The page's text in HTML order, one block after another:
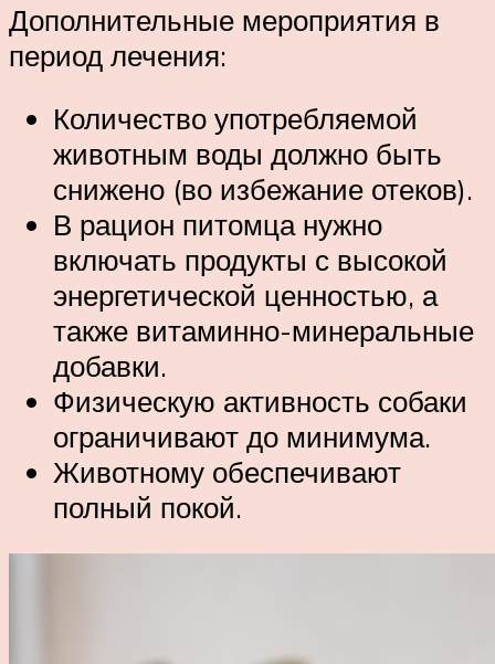
Дополнительные мероприятия в
период лечения:
Количество употребляемой
животным воды должно быть
снижено (во избежание отеков).
В рацион питомца нужно
включать продукты с высокой
энергетической ценностью, а
также витаминно-минеральные
добавки.
Физическую активность собаки
ограничивают до минимума.
Животному обеспечивают
полный покой.